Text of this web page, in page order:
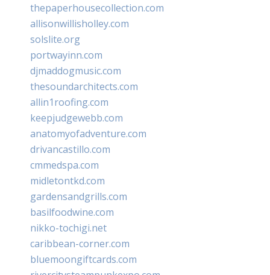
thepaperhousecollection.com
allisonwillisholley.com
solslite.org
portwayinn.com
djmaddogmusic.com
thesoundarchitects.com
allin1roofing.com
keepjudgewebb.com
anatomyofadventure.com
drivancastillo.com
cmmedspa.com
midletontkd.com
gardensandgrills.com
basilfoodwine.com
nikko-tochigi.net
caribbean-corner.com
bluemoongiftcards.com